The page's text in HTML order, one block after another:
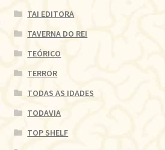
TAI EDITORA
TAVERNA DO REI
TEÓRICO
TERROR
TODAS AS IDADES
TODAVIA
TOP SHELF